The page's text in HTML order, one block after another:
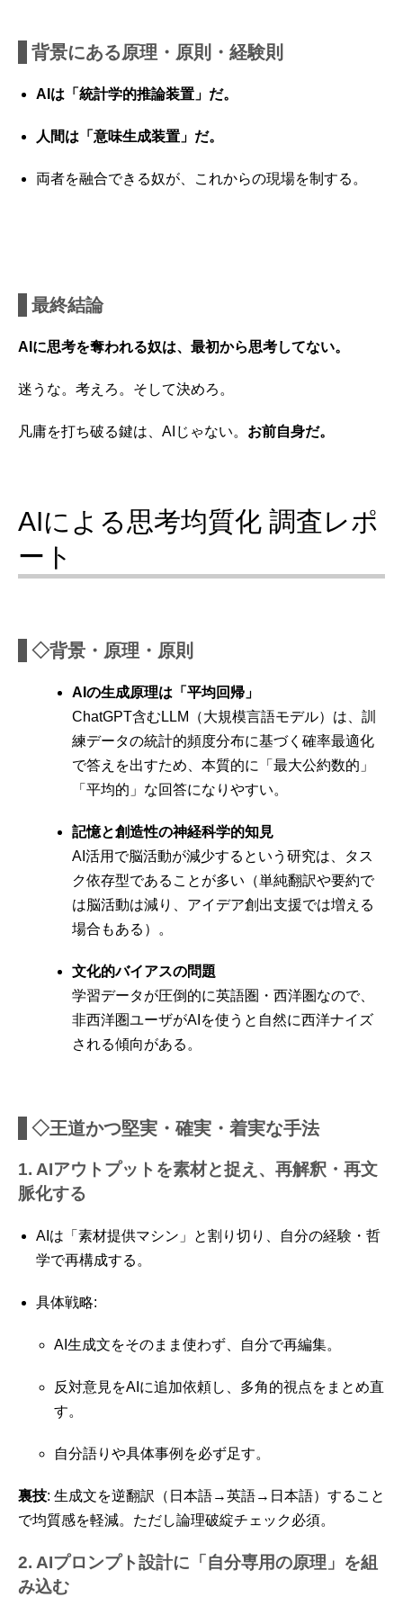
背景にある原理・原則・経験則
AIは「統計学的推論装置」だ。
人間は「意味生成装置」だ。
両者を融合できる奴が、これからの現場を制する。
最終結論
AIに思考を奪われる奴は、最初から思考してない。
迷うな。考えろ。そして決めろ。
凡庸を打ち破る鍵は、AIじゃない。 お前自身だ。
AIによる思考均質化 調査レポ
ート
◇背景・原理・原則
AIの生成原理は「平均回帰」
ChatGPT含むLLM（大規模言語モデル）は、訓
練データの統計的頻度分布に基づく確率最適化
で答えを出すため、本質的に「最大公約数的」
「平均的」な回答になりやすい。
記憶と創造性の神経科学的知見
AI活用で脳活動が減少するという研究は、タス
ク依存型であることが多い（単純翻訳や要約で
は脳活動は減り、アイデア創出支援では増える
場合もある）。
文化的バイアスの問題
学習データが圧倒的に英語圏・西洋圏なので、
非西洋圏ユーザがAIを使うと自然に西洋ナイズ
される傾向がある。
◇王道かつ堅実・確実・着実な手法
1. AIアウトプットを素材と捉え、再解釈・再文
脈化する
AIは「素材提供マシン」と割り切り、自分の経験・哲
学で再構成する。
具体戦略:
AI生成文をそのまま使わず、自分で再編集。
反対意見をAIに追加依頼し、多角的視点をまとめ直
す。
自分語りや具体事例を必ず足す。
裏技: 生成文を逆翻訳（日本語→英語→日本語）すること
で均質感を軽減。ただし論理破綻チェック必須。
2. AIプロンプト設計に「自分専用の原理」を組
み込む